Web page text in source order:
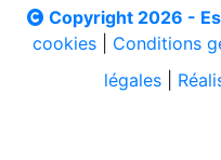
Copyright 2026 -
cookies| Conditions
légales